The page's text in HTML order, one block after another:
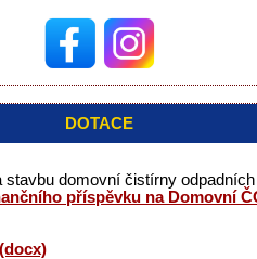
DOTACE
stavbu domovní čistírny
příspěvku na Domovní